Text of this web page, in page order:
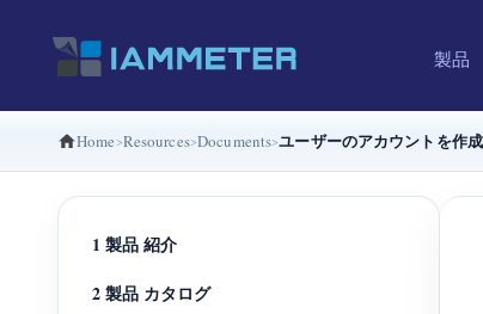
製品
Home Resources Documents ユーザーのアカウントを作
1 製品 紹介
2 製品 カタログ